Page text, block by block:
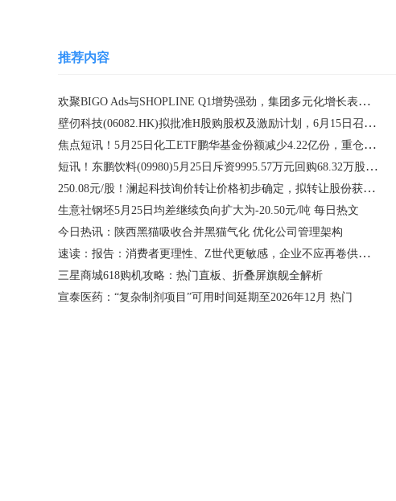
推荐内容
欢聚BIGO Ads与SHOPLINE Q1增势强劲，集团多元化增长表现亮眼
壁仞科技(06082.HK)拟批准H股购股权及激励计划，6月15日召开股东特别大会 每日快播
焦点短讯！5月25日化工ETF鹏华基金份额减少4.22亿份，重仓股万华化学、盐湖股份、天赐材料
短讯！东鹏饮料(09980)5月25日斥资9995.57万元回购68.32万股A股
250.08元/股！澜起科技询价转让价格初步确定，拟转让股份获全额认购
生意社钢坯5月25日均差继续负向扩大为-20.50元/吨 每日热文
今日热讯：陕西黑猫吸收合并黑猫气化 优化公司管理架构
速读：报告：消费者更理性、Z世代更敏感，企业不应再卷供应链
三星商城618购机攻略：热门直板、折叠屏旗舰全解析
宣泰医药：“复杂制剂项目”可用时间延期至2026年12月 热门